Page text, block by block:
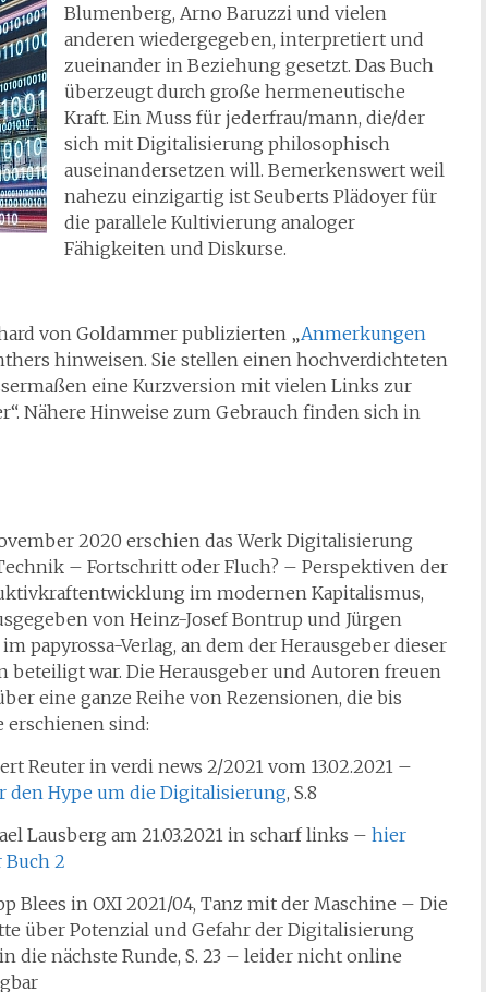
Blumenberg, Arno Baruzzi und vielen
anderen wiedergegeben, interpretiert und
zueinander in Beziehung gesetzt. Das Buch
überzeugt durch große hermeneutische
Kraft. Ein Muss für jederfrau/mann, die/der
sich mit Digitalisierung philosophisch
auseinandersetzen will. Bemerkenswert weil
nahezu einzigartig ist Seuberts Plädoyer für
die parallele Kultivierung analoger
Fähigkeiten und Diskurse.
von Goldammer publizierten „Anmerkungen
hinweisen. Sie stellen einen hochverdichteten
eine Kurzversion mit vielen Links zur
Nähere Hinweise zum Gebrauch finden sich in
2020 erschien das Werk Digitalisierung
– Fortschritt oder Fluch? – Perspektiven der
im modernen Kapitalismus,
von Heinz-Josef Bontrup und Jürgen
im papyrossa-Verlag, an dem der Herausgeber dieser
beteiligt war. Die Herausgeber und Autoren freuen
eine ganze Reihe von Rezensionen, die bis
erschienen sind:
Reuter in verdi news 2/2021 vom 13.02.2021 –
den Hype um die Digitalisierung, S.8
Lausberg am 21.03.2021 in scharf links – hier
2
Blees in OXI 2021/04, Tanz mit der Maschine – Die
über Potenzial und Gefahr der Digitalisierung
die nächste Runde, S. 23 – leider nicht online